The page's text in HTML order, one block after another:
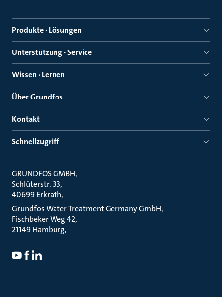
Produkte · Lösungen
Unterstützung · Service
Wissen · Lernen
Über Grundfos
Kontakt
Schnellzugriff
GRUNDFOS GMBH
Schlüterstr. 33
40699 Erkrath
Grundfos Water Treatment Germany GmbH
Fischbeker Weg 42
21149 Hamburg